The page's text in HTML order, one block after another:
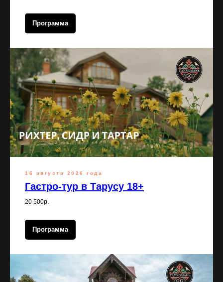
Программа
16 августа 2026 года
Гастро-тур в Тарусу 18+
20 500р.
Программа